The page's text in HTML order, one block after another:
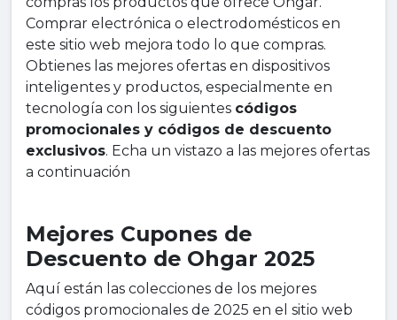
Comprar electrónica o electrodomésticos en
este sitio web mejora todo lo que compras.
Obtienes las mejores ofertas en dispositivos
inteligentes y productos, especialmente en
tecnología con los siguientes códigos
promocionales y códigos de descuento
exclusivos. Echa un vistazo a las mejores ofertas
a continuación
Mejores Cupones de
Descuento de Ohgar 2025
Aquí están las colecciones de los mejores
códigos promocionales de 2025 en el sitio web